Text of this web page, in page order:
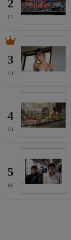
2
(2)
3
(-)
4
(-)
5
(4)